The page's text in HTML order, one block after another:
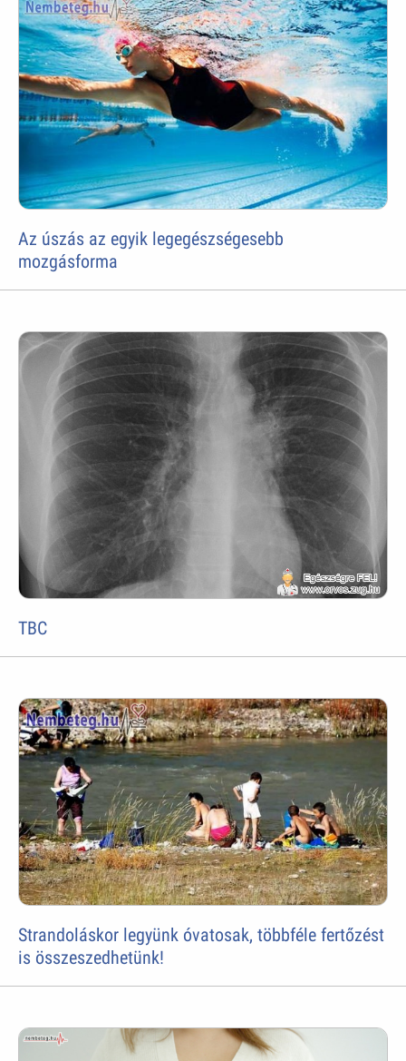
Az úszás az egyik legegészségesebb
mozgásforma
TBC
Strandoláskor legyünk óvatosak, többféle fertőzést
is összeszedhetünk!